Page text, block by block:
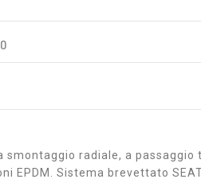
smontaggio radiale, a
EPDM. Sistema brevettato